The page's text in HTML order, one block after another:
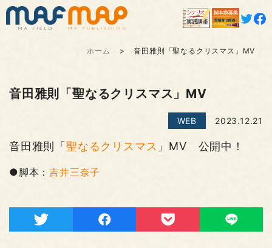
ホーム 音田雅則「聖なるクリスマス」MV
音田雅則「聖なるクリスマス」MV
WEB 2023.12.21
音田雅則「 聖なるクリスマス 」MV 公開中！
●脚本：吉井三奈子